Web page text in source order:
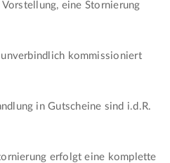
eine Stornierung
kommissioniert
in Gutscheine sind i.d.R.
erfolgt eine komplette